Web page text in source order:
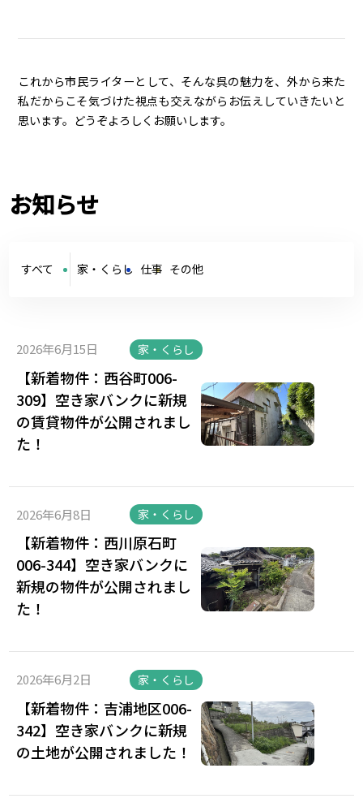
これから市民ライターとして、そんな呉の魅力を、外から来た
私だからこそ気づけた視点も交えながらお伝えしていきたいと
思います。どうぞよろしくお願いします。
お知らせ
すべて 家・くらし 仕事 その他
2026年6月15日 家・くらし
【新着物件：西谷町006-
309】空き家バンクに新規
の賃貸物件が公開されまし
た！
2026年6月8日 家・くらし
【新着物件：西川原石町
006-344】空き家バンクに
新規の物件が公開されまし
た！
2026年6月2日 家・くらし
【新着物件：吉浦地区006-
342】空き家バンクに新規
の土地が公開されました！